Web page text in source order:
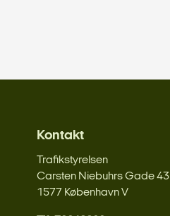
Kontakt
Trafikstyrelsen
Carsten Niebuhrs Gade 43
1577 København V